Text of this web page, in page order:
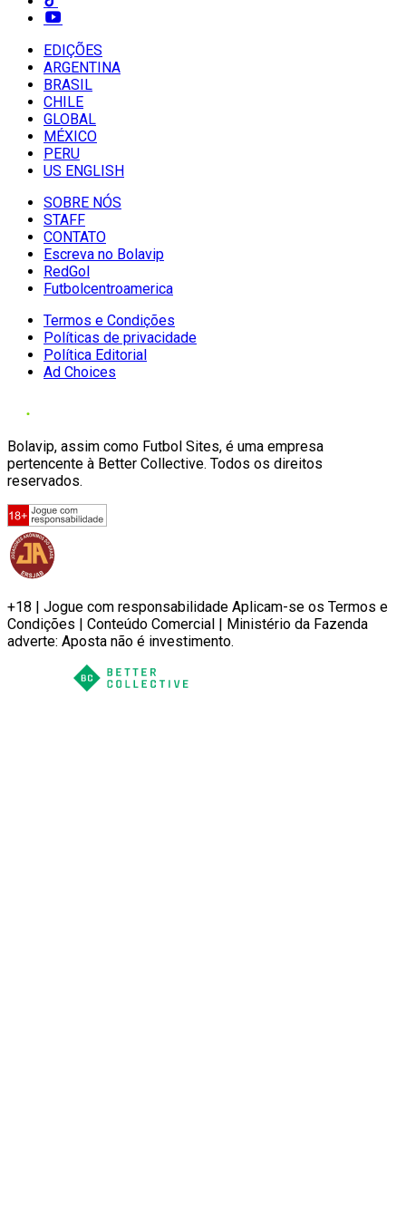
EDIÇÕES
ARGENTINA
BRASIL
CHILE
GLOBAL
MÉXICO
PERU
US ENGLISH
SOBRE NÓS
STAFF
CONTATO
Escreva no Bolavip
RedGol
Futbolcentroamerica
Termos e Condições
Políticas de privacidade
Política Editorial
Ad Choices
Bolavip, assim como Futbol Sites, é uma empresa
pertencente à Better Collective. Todos os direitos
reservados.
+18 | Jogue com responsabilidade Aplicam-se os Termos e
Condições | Conteúdo Comercial | Ministério da Fazenda
adverte: Aposta não é investimento.